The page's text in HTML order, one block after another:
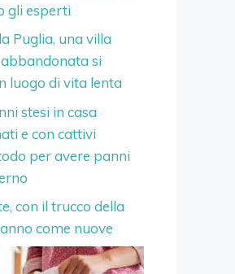
gli esperti
Puglia, una villa
si
luogo di vita lenta
stesi in casa
e con cattivi
per avere panni
con il trucco della
come nuove